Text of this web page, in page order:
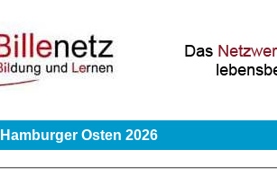
Osten 2026